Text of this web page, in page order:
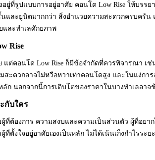
ยู่ที่รูปแบบการอยู่อาศัย คอนโด Low Rise ให้บร
นและยูนิตมากกว่า สิ่งอำนวยความสะดวกครบครัน
และทำเลศักยภาพ
Rise
แต่คอนโด Low Rise ก็มีข้อจำกัดที่ควรพิจารณา เช่
ะดวกอาจไม่หวือหวาเท่าคอนโดสูง และในแง่กา
ลัก นอกจากนี้การเติบโตของราคาในบางทำเลอา
กับใคร
ผู้ที่ต้องการ ความสงบและความเป็นส่วนตัว ผู้ที่อย
ที่ตั้งใจอยู่อาศัยเองเป็นหลัก ไม่ได้เน้นเก็งกำไรระย